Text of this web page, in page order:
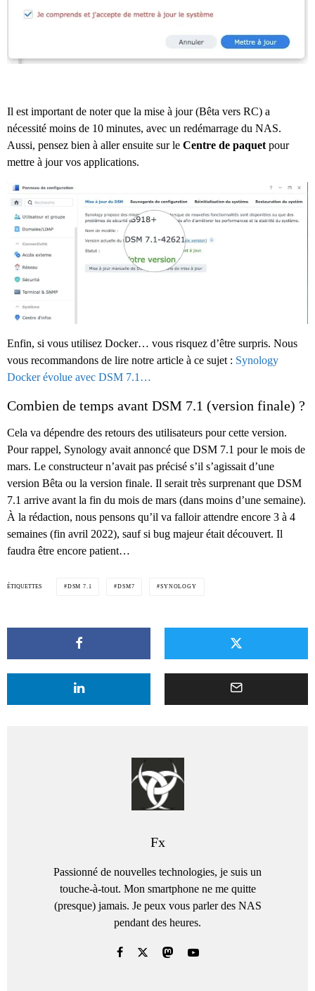
Il est important de noter que la mise à jour (Bêta vers RC) a
nécessité moins de 10 minutes, avec un redémarrage du NAS.
Aussi, pensez bien à aller ensuite sur le Centre de paquet pour
mettre à jour vos applications.
Enfin, si vous utilisez Docker… vous risquez d’être surpris. Nous
vous recommandons de lire notre article à ce sujet : Synology
Docker évolue avec DSM 7.1…
Combien de temps avant DSM 7.1 (version finale) ?
Cela va dépendre des retours des utilisateurs pour cette version.
Pour rappel, Synology avait annoncé que DSM 7.1 pour le mois de
mars. Le constructeur n’avait pas précisé s’il s’agissait d’une
version Bêta ou la version finale. Il serait très surprenant que DSM
7.1 arrive avant la fin du mois de mars (dans moins d’une semaine).
À la rédaction, nous pensons qu’il va falloir attendre encore 3 à 4
semaines (fin avril 2022), sauf si bug majeur était découvert. Il
faudra être encore patient…
ÉTIQUETTES DSM 7.1 DSM7 SYNOLOGY
Fx
Passionné de nouvelles technologies, je suis un
touche-à-tout. Mon smartphone ne me quitte
(presque) jamais. Je peux vous parler des NAS
pendant des heures.